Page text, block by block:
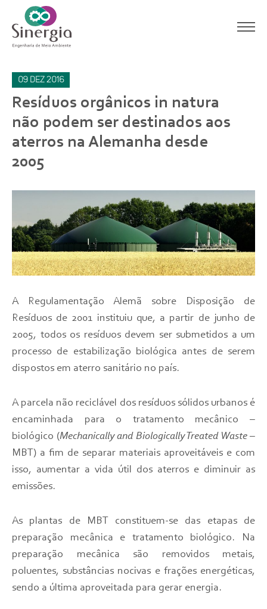
09 dez 2016
Resíduos orgânicos in natura
não podem ser destinados aos
aterros na Alemanha desde
2005
A Regulamentação Alemã sobre Disposição de
Resíduos de 2001 instituiu que, a partir de junho de
2005, todos os resíduos devem ser submetidos a um
processo de estabilização biológica antes de serem
dispostos em aterro sanitário no país.
A parcela não reciclável dos resíduos sólidos urbanos é
encaminhada para o tratamento mecânico –
biológico (Mechanically and Biologically Treated Waste–
MBT) a fim de separar materiais aproveitáveis e com
isso, aumentar a vida útil dos aterros e diminuir as
emissões.
As plantas de MBT constituem-se das etapas de
preparação mecânica e tratamento biológico. Na
preparação mecânica são removidos metais,
poluentes, substâncias nocivas e frações energéticas,
sendo a última aproveitada para gerar energia.